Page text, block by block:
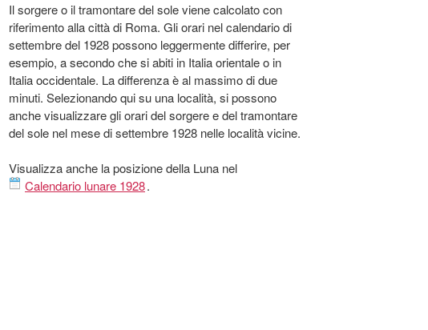
Il sorgere o il tramontare del sole viene calcolato con
riferimento alla città di Roma. Gli orari nel calendario di
settembre del 1928 possono leggermente differire, per
esempio, a secondo che si abiti in Italia orientale o in
Italia occidentale. La differenza è al massimo di due
minuti. Selezionando qui su una località, si possono
anche visualizzare gli orari del sorgere e del tramontare
del sole nel mese di settembre 1928 nelle località vicine.
Visualizza anche la posizione della Luna nel
Calendario lunare 1928.